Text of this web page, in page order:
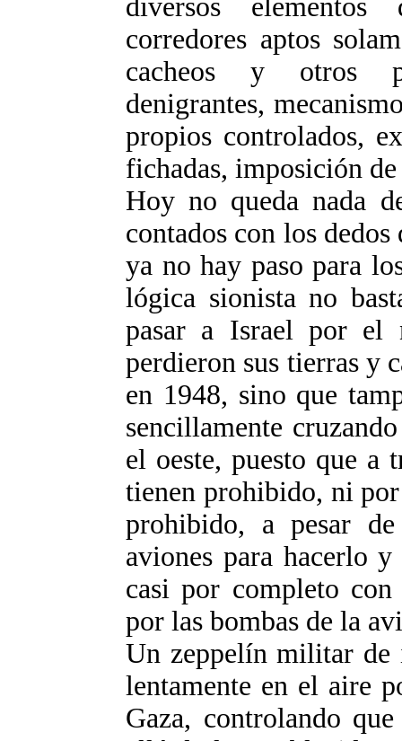
diversos elementos
corredores aptos
cacheos y otros
denigrantes,
propios controlados,
fichadas, imposición
Hoy no queda nada
contados con los
ya no hay paso para
lógica sionista no
pasar a Israel por el
perdieron sus tierras y
en 1948, sino que
sencillamente
el oeste, puesto que a
tienen prohibido, ni
prohibido, a pesar
aviones para hacerlo
casi por completo
por las bombas de la
Un zeppelín militar de
lentamente en el aire
Gaza, controlando